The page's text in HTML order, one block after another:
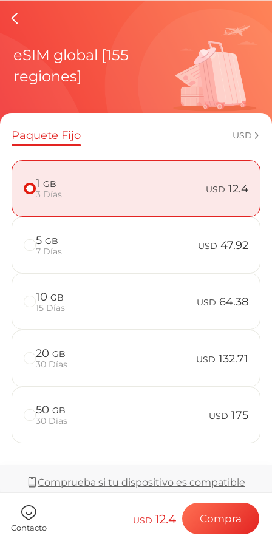
eSIMs
Planes
¿Cómo
Ventajas
Preguntas
Elija su
Instale su
Disfrute de su
Conexión a
eSIM global [155
regiones]
Paquete Fijo USD
1 GB
3 Días
USD 12.4
5 GB
7 Días
USD 47.92
10 GB
15 Días
USD 64.38
20 GB
30 Días
USD 132.71
50 GB
30 Días
USD 175
Comprueba si tu dispositivo es compatible
Cobertura y Red
Contacto
USD 12.4 Compra